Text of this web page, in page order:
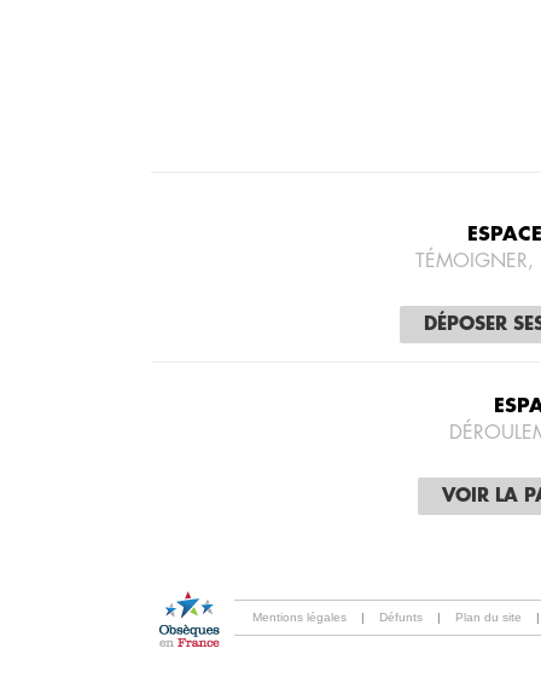
DÉPOSER
VOIR LA
Mentions légales | Défunts | Plan du site |